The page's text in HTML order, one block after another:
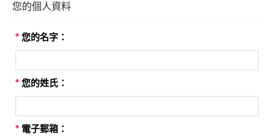
您的個人資料
* 您的名字：
* 您的姓氏：
* 電子郵箱：